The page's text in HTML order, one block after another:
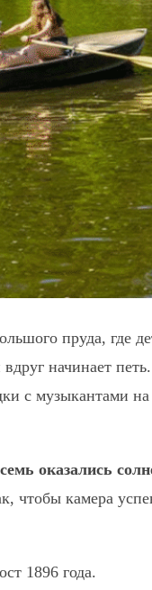
пруда, где
начинает
с музыкантами
оказались
чтобы камера
1896 года.